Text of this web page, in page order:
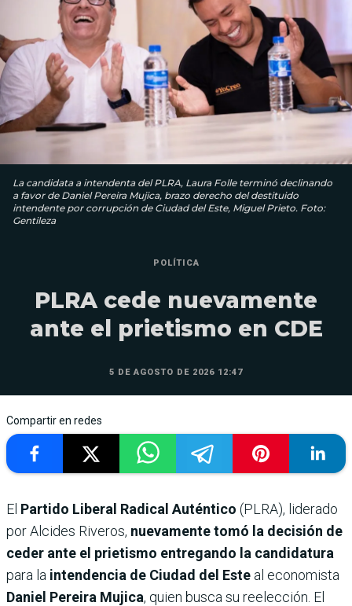
La candidata a intendenta del PLRA, Laura Folle terminó declinando
a favor de Daniel Pereira Mujica, brazo derecho del destituido
intendente por corrupción de Ciudad del Este, Miguel Prieto. Foto:
Gentileza
POLÍTICA
PLRA cede nuevamente
ante el prietismo en CDE
5 DE AGOSTO DE 2026 12:47
Compartir en redes
El Partido Liberal Radical Auténtico (PLRA), liderado
por Alcides Riveros, nuevamente tomó la decisión de
ceder ante el prietismo entregando la candidatura
para la intendencia de Ciudad del Este al economista
Daniel Pereira Mujica, quien busca su reelección. El